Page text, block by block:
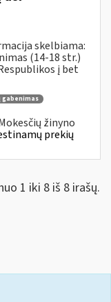
skelbiama:
(14-18 str.)
į bet
gabenimas
žinyno
prekių
1 iki 8 iš 8 irašų.